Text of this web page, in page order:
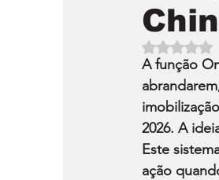
A função
2026. A
Este
ação